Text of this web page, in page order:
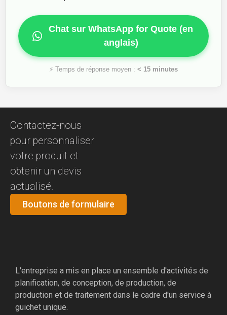
Chat sur WhatsApp for Quote (en
anglais)
⚡ Temps de réponse moyen : < 15 minutes
Contactez-nous
pour personnaliser
votre produit et
obtenir un devis
actualisé.
Boutons de formulaire
L'entreprise a mis en place un ensemble d'activités de
planification, de conception, de production, de
production et de traitement dans le cadre d'un service à
guichet unique.